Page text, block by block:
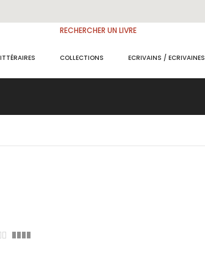
RECHERCHER UN LIVRE
COLLECTIONS ECRIVAINS / ECRIVAINES